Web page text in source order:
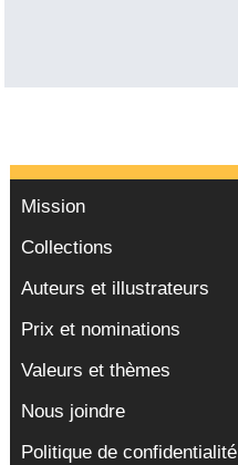
Mission
Collections
Auteurs et illustrateurs
Prix et nominations
Valeurs et thèmes
Nous joindre
Politique de confidentialité